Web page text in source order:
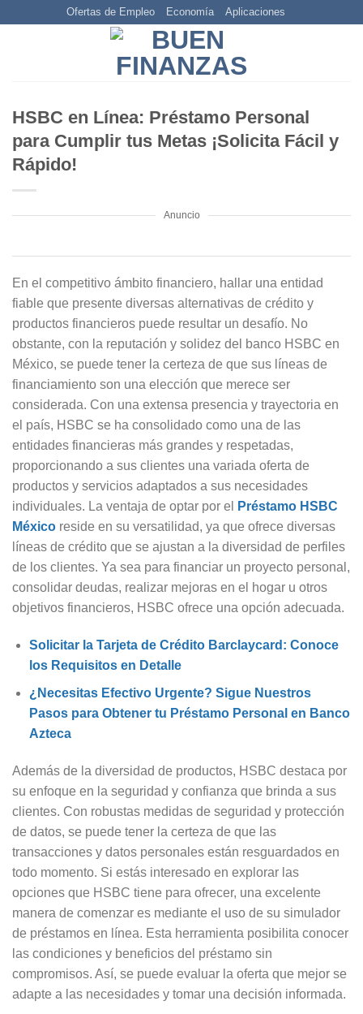
Ofertas de Empleo Economía Aplicaciones
HSBC en Línea: Préstamo Personal
para Cumplir tus Metas ¡Solicita Fácil y
Rápido!
Anuncio
En el competitivo ámbito financiero, hallar una entidad
fiable que presente diversas alternativas de crédito y
productos financieros puede resultar un desafío. No
obstante, con la reputación y solidez del banco HSBC en
México, se puede tener la certeza de que sus líneas de
financiamiento son una elección que merece ser
considerada. Con una extensa presencia y trayectoria en
el país, HSBC se ha consolidado como una de las
entidades financieras más grandes y respetadas,
proporcionando a sus clientes una variada oferta de
productos y servicios adaptados a sus necesidades
individuales. La ventaja de optar por el
Préstamo HSBC
México reside en su versatilidad, ya que ofrece diversas
líneas de crédito que se ajustan a la diversidad de perfiles
de los clientes. Ya sea para financiar un proyecto personal,
consolidar deudas, realizar mejoras en el hogar u otros
objetivos financieros, HSBC ofrece una opción adecuada.
Solicitar la Tarjeta de Crédito Barclaycard: Conoce
los Requisitos en Detalle
¿Necesitas Efectivo Urgente? Sigue Nuestros
Pasos para Obtener tu Préstamo Personal en Banco
Azteca
Además de la diversidad de productos, HSBC destaca por
su enfoque en la seguridad y confianza que brinda a sus
clientes. Con robustas medidas de seguridad y protección
de datos, se puede tener la certeza de que las
transacciones y datos personales están resguardados en
todo momento. Si estás interesado en explorar las
opciones que HSBC tiene para ofrecer, una excelente
manera de comenzar es mediante el uso de su simulador
de préstamos en línea. Esta herramienta posibilita conocer
las condiciones y beneficios del préstamo sin
compromisos. Así, se puede evaluar la oferta que mejor se
adapte a las necesidades y tomar una decisión informada.